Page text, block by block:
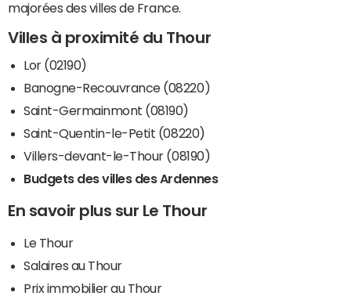
majorées des villes de France.
Villes à proximité du Thour
Lor (02190)
Banogne-Recouvrance (08220)
Saint-Germainmont (08190)
Saint-Quentin-le-Petit (08220)
Villers-devant-le-Thour (08190)
Budgets des villes des Ardennes
En savoir plus sur Le Thour
Le Thour
Salaires au Thour
Prix immobilier au Thour